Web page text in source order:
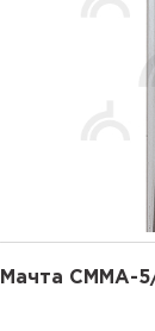
Мачта СММА-5/